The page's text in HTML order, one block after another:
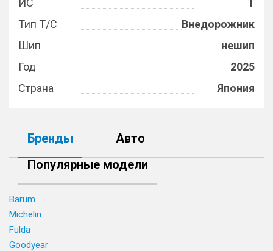
ИС
T
Тип Т/С
Внедорожник
Шип
нешип
Год
2025
Страна
Япония
Бренды
Авто
Популярные модели
Barum
Michelin
Fulda
Goodyear